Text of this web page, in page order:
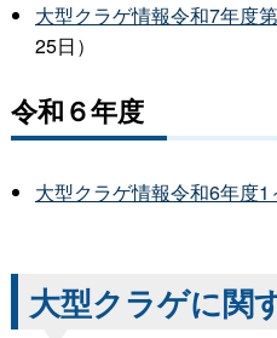
大型クラゲ情報令和7年度
25日）
令和６年度
大型クラゲ情報令和6年度1
大型クラゲに関